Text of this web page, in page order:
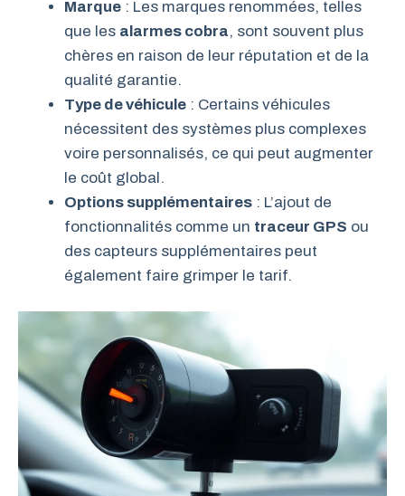
Marque : Les marques renommées, telles
que les alarmes cobra, sont souvent plus
chères en raison de leur réputation et de la
qualité garantie.
Type de véhicule : Certains véhicules
nécessitent des systèmes plus complexes
voire personnalisés, ce qui peut augmenter
le coût global.
Options supplémentaires : L’ajout de
fonctionnalités comme un traceur GPS ou
des capteurs supplémentaires peut
également faire grimper le tarif.